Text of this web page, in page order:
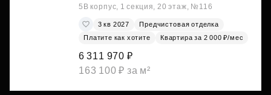
5В корпус, 1 секция, 20 этаж, №116
3 кв 2027
Предчистовая отделка
Платите как хотите
Квартира за 2 000 ₽/мес
6 311 970 ₽
163 100 ₽ за м²